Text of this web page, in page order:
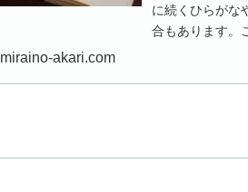
に続くひらがな
合もあります。
miraino-akari.com